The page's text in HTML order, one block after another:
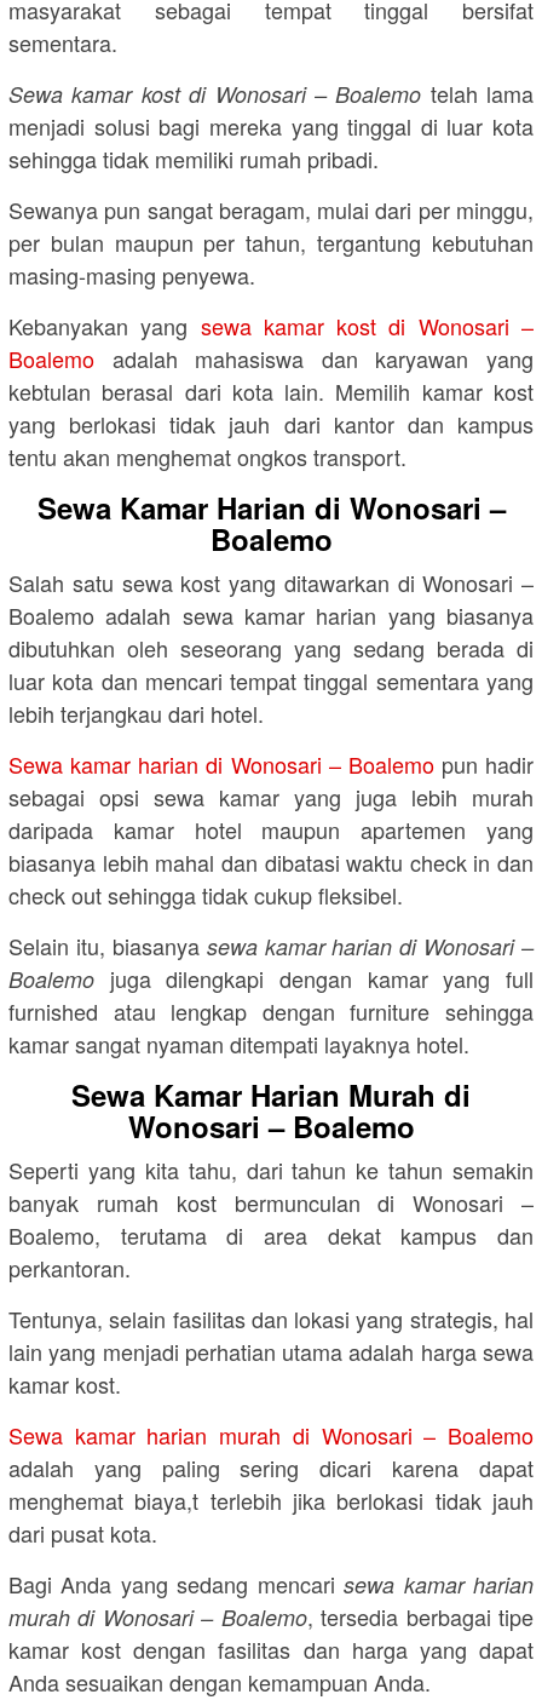
masyarakat sebagai tempat tinggal bersifat
sementara.
Sewa kamar kost di Wonosari – Boalemo telah lama
menjadi solusi bagi mereka yang tinggal di luar kota
sehingga tidak memiliki rumah pribadi.
Sewanya pun sangat beragam, mulai dari per minggu,
per bulan maupun per tahun, tergantung kebutuhan
masing-masing penyewa.
Kebanyakan yang sewa kamar kost di Wonosari –
Boalemo adalah mahasiswa dan karyawan yang
kebtulan berasal dari kota lain. Memilih kamar kost
yang berlokasi tidak jauh dari kantor dan kampus
tentu akan menghemat ongkos transport.
Sewa Kamar Harian di Wonosari –
Boalemo
Salah satu sewa kost yang ditawarkan di Wonosari –
Boalemo adalah sewa kamar harian yang biasanya
dibutuhkan oleh seseorang yang sedang berada di
luar kota dan mencari tempat tinggal sementara yang
lebih terjangkau dari hotel.
Sewa kamar harian di Wonosari – Boalemopun hadir
sebagai opsi sewa kamar yang juga lebih murah
daripada kamar hotel maupun apartemen yang
biasanya lebih mahal dan dibatasi waktu check in dan
check out sehingga tidak cukup fleksibel.
Selain itu, biasanya sewa kamar harian di Wonosari –
Boalemo juga dilengkapi dengan kamar yang full
furnished atau lengkap dengan furniture sehingga
kamar sangat nyaman ditempati layaknya hotel.
Sewa Kamar Harian Murah di
Wonosari – Boalemo
Seperti yang kita tahu, dari tahun ke tahun semakin
banyak rumah kost bermunculan di Wonosari –
Boalemo, terutama di area dekat kampus dan
perkantoran.
Tentunya, selain fasilitas dan lokasi yang strategis, hal
lain yang menjadi perhatian utama adalah harga sewa
kamar kost.
Sewa kamar harian murah di Wonosari – Boalemo
adalah yang paling sering dicari karena dapat
menghemat biaya,t terlebih jika berlokasi tidak jauh
dari pusat kota.
Bagi Anda yang sedang mencarisewa kamar harian
murah di Wonosari – Boalemo, tersedia berbagai tipe
kamar kost dengan fasilitas dan harga yang dapat
Anda sesuaikan dengan kemampuan Anda.